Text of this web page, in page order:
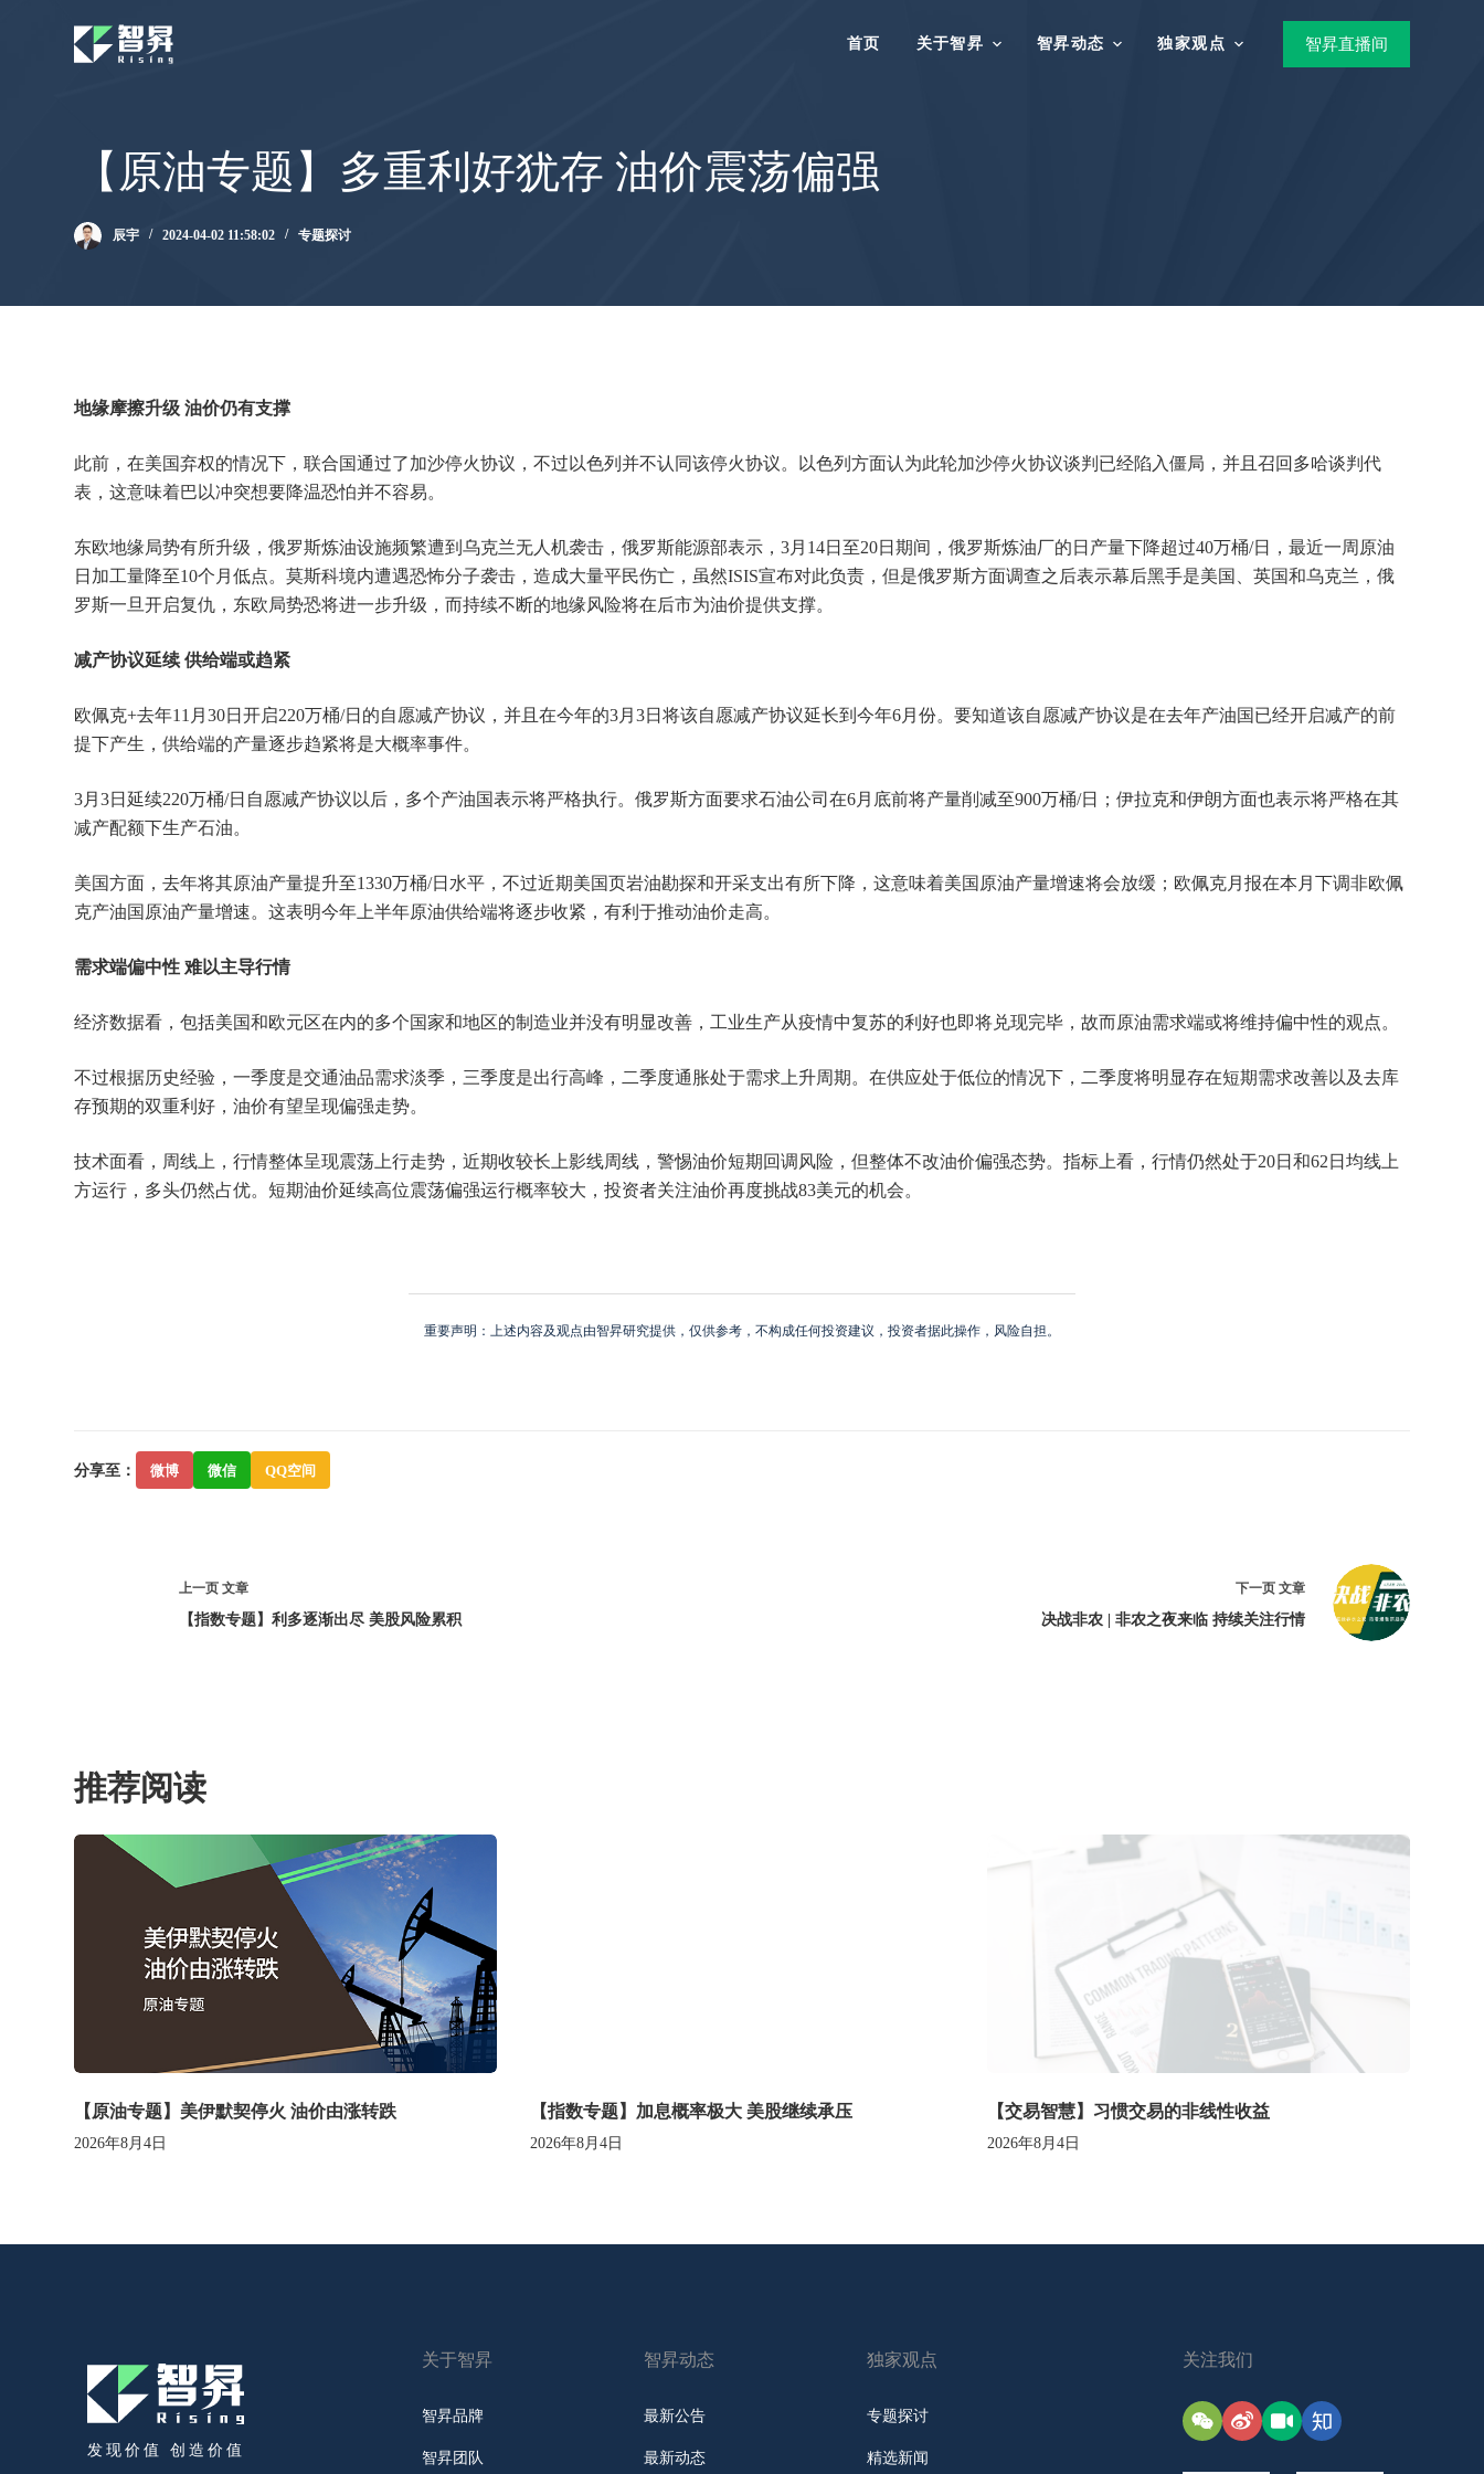
首页 关于智昇 智昇动态 独家观点 智昇直播间
【原油专题】多重利好犹存 油价震荡偏强
辰宇 2024-04-02 11:58:02 专题探讨
地缘摩擦升级 油价仍有支撑
此前，在美国弃权的情况下，联合国通过了加沙停火协议，不过以色列并不认同该停火协议。以色列方面认为此轮加沙停火协议谈判已经陷入僵局，并且召回多哈谈判代
表，这意味着巴以冲突想要降温恐怕并不容易。
东欧地缘局势有所升级，俄罗斯炼油设施频繁遭到乌克兰无人机袭击，俄罗斯能源部表示，3月14日至20日期间，俄罗斯炼油厂的日产量下降超过40万桶/日，最近一周原油
日加工量降至10个月低点。莫斯科境内遭遇恐怖分子袭击，造成大量平民伤亡，虽然ISIS宣布对此负责，但是俄罗斯方面调查之后表示幕后黑手是美国、英国和乌克兰，俄
罗斯一旦开启复仇，东欧局势恐将进一步升级，而持续不断的地缘风险将在后市为油价提供支撑。
减产协议延续 供给端或趋紧
欧佩克+去年11月30日开启220万桶/日的自愿减产协议，并且在今年的3月3日将该自愿减产协议延长到今年6月份。要知道该自愿减产协议是在去年产油国已经开启减产的前
提下产生，供给端的产量逐步趋紧将是大概率事件。
3月3日延续220万桶/日自愿减产协议以后，多个产油国表示将严格执行。俄罗斯方面要求石油公司在6月底前将产量削减至900万桶/日；伊拉克和伊朗方面也表示将严格在其
减产配额下生产石油。
美国方面，去年将其原油产量提升至1330万桶/日水平，不过近期美国页岩油勘探和开采支出有所下降，这意味着美国原油产量增速将会放缓；欧佩克月报在本月下调非欧佩
克产油国原油产量增速。这表明今年上半年原油供给端将逐步收紧，有利于推动油价走高。
需求端偏中性 难以主导行情
经济数据看，包括美国和欧元区在内的多个国家和地区的制造业并没有明显改善，工业生产从疫情中复苏的利好也即将兑现完毕，故而原油需求端或将维持偏中性的观点。
不过根据历史经验，一季度是交通油品需求淡季，三季度是出行高峰，二季度通胀处于需求上升周期。在供应处于低位的情况下，二季度将明显存在短期需求改善以及去库
存预期的双重利好，油价有望呈现偏强走势。
技术面看，周线上，行情整体呈现震荡上行走势，近期收较长上影线周线，警惕油价短期回调风险，但整体不改油价偏强态势。指标上看，行情仍然处于20日和62日均线上
方运行，多头仍然占优。短期油价延续高位震荡偏强运行概率较大，投资者关注油价再度挑战83美元的机会。
重要声明：上述内容及观点由智昇研究提供，仅供参考，不构成任何投资建议，投资者据此操作，风险自担。
分享至： 微博 微信 QQ空间
上一页文章
【指数专题】利多逐渐出尽 美股风险累积
下一页 文章
决战非农 | 非农之夜来临 持续关注行情
推荐阅读
【原油专题】美伊默契停火 油价由涨转跌
2026年8月4日
【指数专题】加息概率极大 美股继续承压
2026年8月4日
【交易智慧】习惯交易的非线性收益
2026年8月4日
发现价值 创造价值
关于智昇
智昇品牌
智昇团队
智昇动态
最新公告
最新动态
独家观点
专题探讨
精选新闻
关注我们